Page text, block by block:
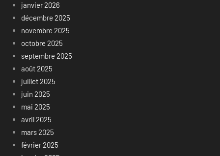
janvier 2026
décembre 2025
novembre 2025
octobre 2025
septembre 2025
août 2025
juillet 2025
juin 2025
mai 2025
avril 2025
mars 2025
février 2025